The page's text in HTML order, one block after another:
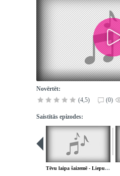
Novērtēt:
(4,5)
(0)
Saistītās epizodes:
Tēvu laipa šaizemē - Liepupes pagasts, Limbažu rajons